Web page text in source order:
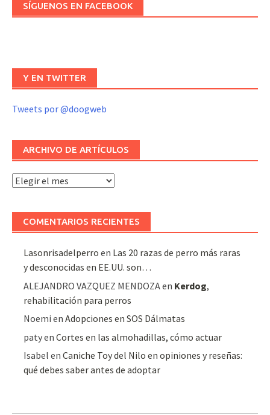
SÍGUENOS EN FACEBOOK
Y EN TWITTER
Tweets por @doogweb
ARCHIVO DE ARTÍCULOS
Archivo
artículos
COMENTARIOS RECIENTES
Lasonrisadelperro en Las 20 razas de perro más raras
y desconocidas en EE.UU. son…
ALEJANDRO VAZQUEZ MENDOZAen Kerdog,
rehabilitación para perros
Noemi enAdopciones en SOS Dálmatas
patyenCortes en las almohadillas, cómo actuar
Isabel enCaniche Toy del Nilo en opiniones y reseñas:
qué debes saber antes de adoptar